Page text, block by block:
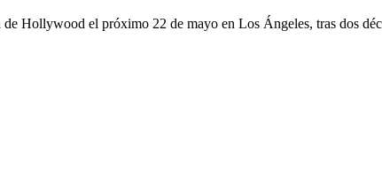
Hollywood el próximo 22 de mayo en Los Ángeles, tras dos